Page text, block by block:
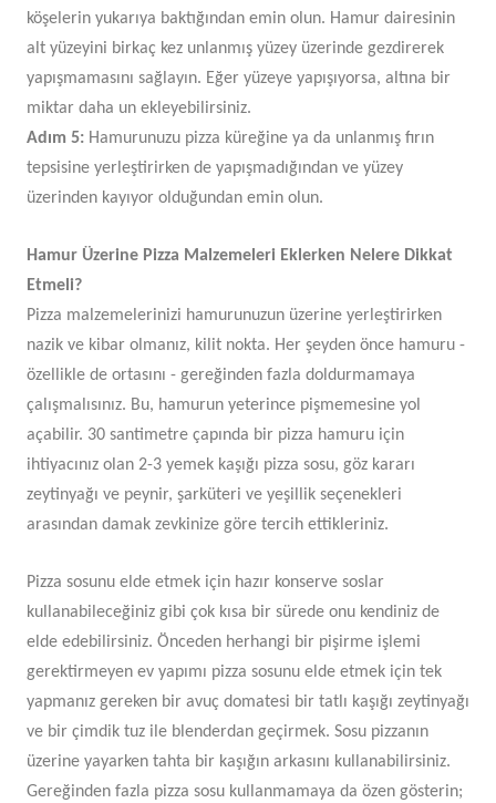
köşelerin yukarıya baktığından emin olun. Hamur dairesinin
alt yüzeyini birkaç kez unlanmış yüzey üzerinde gezdirerek
yapışmamasını sağlayın. Eğer yüzeye yapışıyorsa, altına bir
miktar daha un ekleyebilirsiniz.
Adım 5: Hamurunuzu pizza küreğine ya da unlanmış fırın
tepsisine yerleştirirken de yapışmadığından ve yüzey
üzerinden kayıyor olduğundan emin olun.
Hamur Üzerine Pizza Malzemeleri Eklerken Nelere Dikkat
Etmeli?
Pizza malzemelerinizi hamurunuzun üzerine yerleştirirken
nazik ve kibar olmanız, kilit nokta. Her şeyden önce hamuru -
özellikle de ortasını - gereğinden fazla doldurmamaya
çalışmalısınız. Bu, hamurun yeterince pişmemesine yol
açabilir. 30 santimetre çapında bir pizza hamuru için
ihtiyacınız olan 2-3 yemek kaşığı pizza sosu, göz kararı
zeytinyağı ve peynir, şarküteri ve yeşillik seçenekleri
arasından damak zevkinize göre tercih ettikleriniz.
Pizza sosunu elde etmek için hazır konserve soslar
kullanabileceğiniz gibi çok kısa bir sürede onu kendiniz de
elde edebilirsiniz. Önceden herhangi bir pişirme işlemi
gerektirmeyen ev yapımı pizza sosunu elde etmek için tek
yapmanız gereken bir avuç domatesi bir tatlı kaşığı zeytinyağı
ve bir çimdik tuz ile blenderdan geçirmek. Sosu pizzanın
üzerine yayarken tahta bir kaşığın arkasını kullanabilirsiniz.
Gereğinden fazla pizza sosu kullanmamaya da özen gösterin;